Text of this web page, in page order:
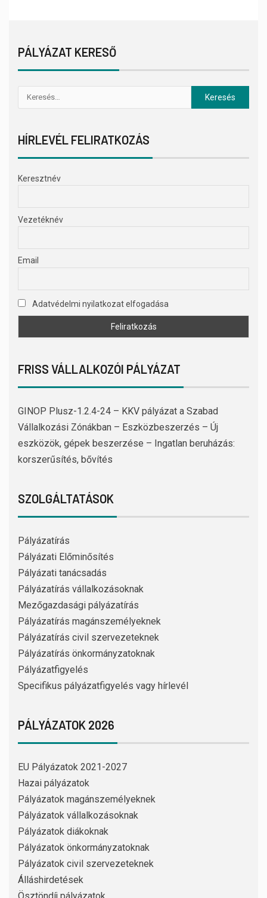
PÁLYÁZAT KERESŐ
HÍRLEVÉL FELIRATKOZÁS
Keresztnév
Vezetéknév
Email
Adatvédelmi nyilatkozat elfogadása
FRISS VÁLLALKOZÓI PÁLYÁZAT
GINOP Plusz-1.2.4-24 – KKV pályázat a Szabad
Vállalkozási Zónákban – Eszközbeszerzés – Új
eszközök, gépek beszerzése – Ingatlan beruházás:
korszerűsítés, bővítés
SZOLGÁLTATÁSOK
Pályázatírás
Pályázati Előminősítés
Pályázati tanácsadás
Pályázatírás vállalkozásoknak
Mezőgazdasági pályázatírás
Pályázatírás magánszemélyeknek
Pályázatírás civil szervezeteknek
Pályázatírás önkormányzatoknak
Pályázatfigyelés
Specifikus pályázatfigyelés vagy hírlevél
PÁLYÁZATOK 2026
EU Pályázatok 2021-2027
Hazai pályázatok
Pályázatok magánszemélyeknek
Pályázatok vállalkozásoknak
Pályázatok diákoknak
Pályázatok önkormányzatoknak
Pályázatok civil szervezeteknek
Álláshirdetések